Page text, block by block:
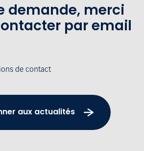
demande, merci
par email
de contact
aux actualités